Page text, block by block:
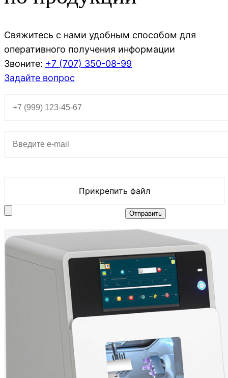
Свяжитесь с нами удобным способом для
оперативного получения информации
Звоните: +7 (707) 350-08-99
Задайте вопрос
Прикрепить файл